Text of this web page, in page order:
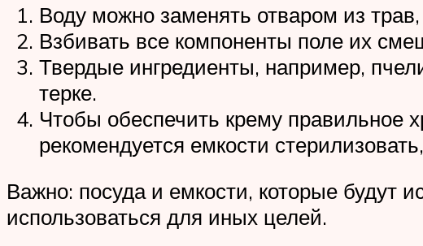
Воду можно заменять отваром из
Взбивать все компоненты поле их
Твердые ингредиенты, например,
терке.
Чтобы обеспечить крему правильное
рекомендуется емкости
Важно: посуда и емкости, которые
использоваться для иных целей.